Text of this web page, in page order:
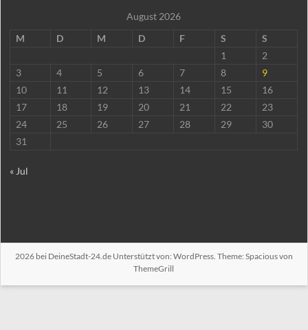
August 2026
M
D M D F S
S
1
2
3
4 5 6 7 8
9
10
11 12 13 14 15
16
17
18 19 20 21 22
23
24
25 26 27 28 29
30
31
« Jul
2026 bei DeineStadt-24.deUnterstützt von: WordPress. Theme: Spacious von
ThemeGrill